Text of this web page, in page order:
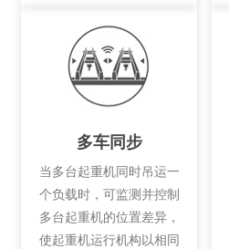
多车同步
当多台起重机同时吊运一
个负载时，可监测并控制
多台起重机的位置差异，
使起重机运行机构以相同